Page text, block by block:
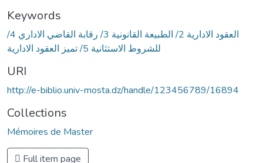
Keywords
العقود الادارية 2/ الطبيعة القانونية 3/ رقابة القاضي الاداري 4/
للشروط الاستثانية 5/ تميز العقود الادارية
URI
http://e-biblio.univ-mosta.dz/handle/123456789/16894
Collections
Mémoires de Master
Full item page